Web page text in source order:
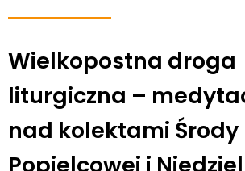
Wielkopostna droga
liturgiczna –
nad kolektami Środy
Popielcowej i Niedziel